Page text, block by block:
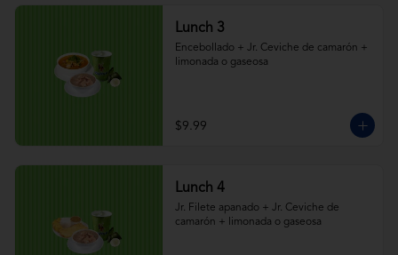
Lunch 3
Encebollado + Jr. Ceviche de camarón +
limonada o gaseosa
$9.99
Lunch 4
Jr. Filete apanado + Jr. Ceviche de
camarón + limonada o gaseosa